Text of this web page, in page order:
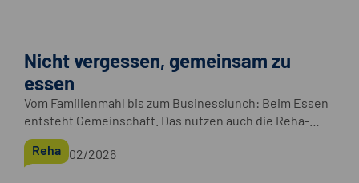
Nicht vergessen, gemeinsam zu
essen
Vom Familienmahl bis zum Businesslunch: Beim Essen
entsteht Gemeinschaft. Das nutzen auch die Reha-
Kliniken der Deutschen Rentenversicherung.
Reha 02/2026